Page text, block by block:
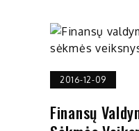
2016-12-09
Finansų